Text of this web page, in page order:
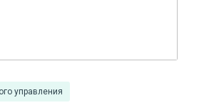
управления